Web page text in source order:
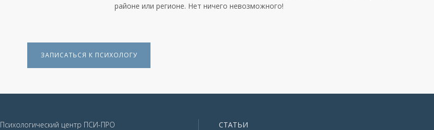
районе или регионе. Нет ничего невозможного!
ЗАПИСАТЬСЯ К ПСИХОЛОГУ
Психологический центр ПСИ-ПРО
СТАТЬИ